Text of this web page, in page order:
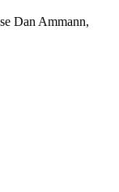
Dan Ammann,